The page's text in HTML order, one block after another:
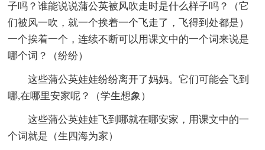
子吗？谁能说说蒲公英被风吹走时是什么样子吗？（它
们被风一吹，就一个挨着一个飞走了，飞得到处都是）
一个挨着一个，连续不断可以用课文中的一个词来说是
哪个词？（纷纷）
这些蒲公英娃娃纷纷离开了妈妈。它们可能会飞到
哪,在哪里安家呢？（学生想象）
这些蒲公英娃娃飞到哪就在哪安家，用课文中的一
个词就是（生四海为家）